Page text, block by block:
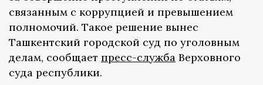
связанным с коррупцией и превышением
полномочий. Такое решение вынес
Ташкентский городской суд по уголовным
делам, сообщает пресс-служба Верховного
суда республики.